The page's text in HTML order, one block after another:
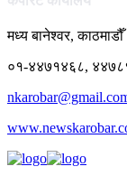
मध्य बानेश्वर, काठमाडौँ
०१-४४७१४६८,